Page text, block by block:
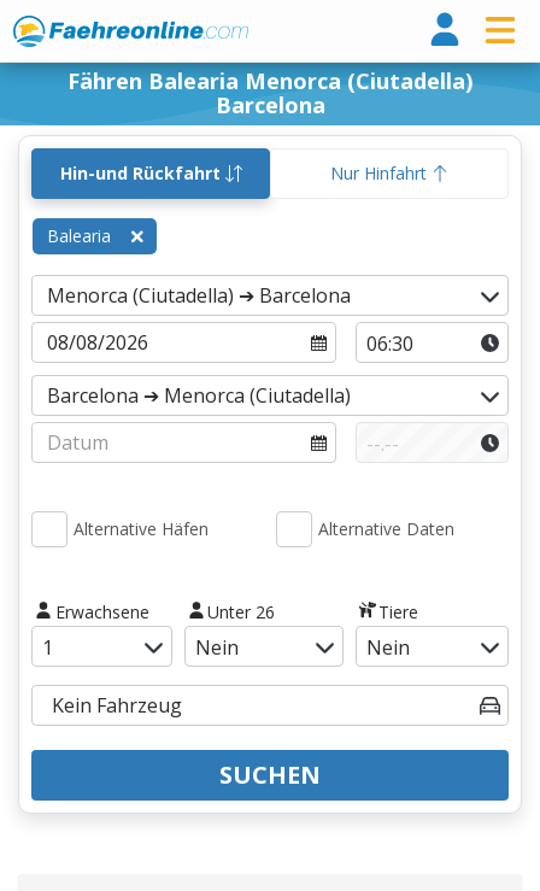
Fähren Balearia Menorca (Ciutadella)
Barcelona
Hin-und Rückfahrt Nur Hinfahrt
Balearia
Alternative Häfen Alternative Daten
Erwachsene Unter 26 Tiere
SUCHEN